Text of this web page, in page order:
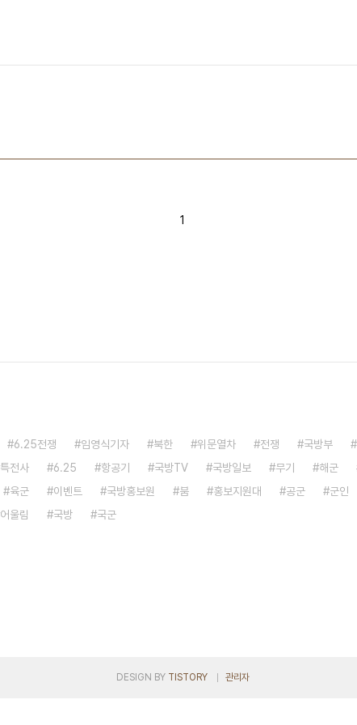
1
6.25전쟁 임영식기자 북한 위문열차 전쟁 국방부
특전사 6.25 항공기 국방TV 국방일보 무기 해군
육군 이벤트 국방홍보원 붐 홍보지원대 공군 군인
어울림 국방 국군
DESIGN BY TISTORY 관리자